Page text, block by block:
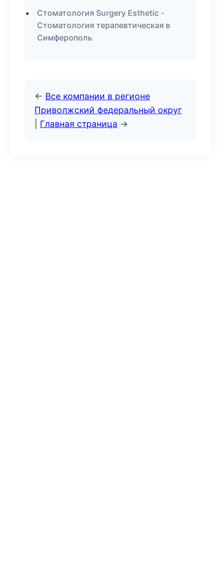
Стоматология Surgery Esthetic -
Стоматология терапевтическая в
Симферополь
← Все компании в регионе
Приволжский федеральный округ
Главная страница →